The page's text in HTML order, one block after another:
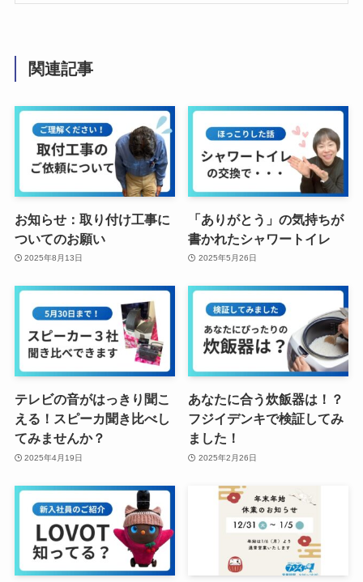
関連記事
お知らせ：取り付け工事に
ついてのお願い
2025年8月13日
「ありがとう」の気持ちが
書かれたシャワートイレ
2025年5月26日
テレビの音がはっきり聞こ
える！スピーカ聞き比べし
てみませんか？
2025年4月19日
あなたに合う炊飯器は！？
フジイデンキで検証してみ
ました！
2025年2月26日